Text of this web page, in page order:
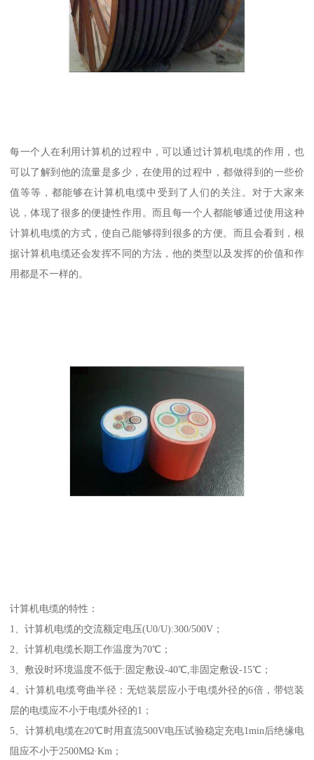
每一个人在利用计算机的过程中，可以通过计算机电缆的作用，也
可以了解到他的流量是多少，在使用的过程中，都做得到的一些价
值等等，都能够在计算机电缆中受到了人们的关注。对于大家来
说，体现了很多的便捷性作用。而且每一个人都能够通过使用这种
计算机电缆的方式，使自己能够得到很多的方便。而且会看到，根
据计算机电缆还会发挥不同的方法，他的类型以及发挥的价值和作
用都是不一样的。
计算机电缆的特性：
1、计算机电缆的交流额定电压(U0/U):300/500V；
2、计算机电缆长期工作温度为70℃；
3、敷设时环境温度不低于:固定敷设-40℃,非固定敷设-15℃；
4、计算机电缆弯曲半径：无铠装层应小于电缆外径的6倍，带铠装
层的电缆应不小于电缆外径的1；
5、计算机电缆在20℃时用直流500V电压试验稳定充电1min后绝缘电
阻应不小于2500MΩ·Km；